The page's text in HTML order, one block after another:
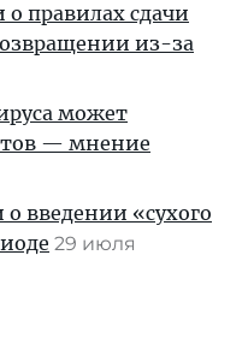
правилах сдачи
из-за
может
— мнение
введении «сухого
29 июля